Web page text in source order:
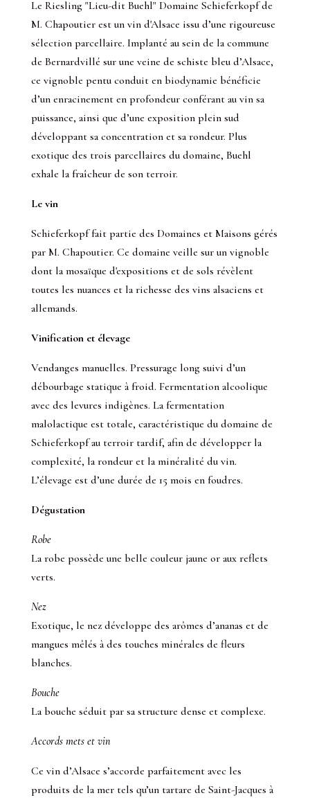
Le Riesling "Lieu-dit Buehl" Domaine Schieferkopf de
M. Chapoutier est un vin d'Alsace issu d’une rigoureuse
sélection parcellaire. Implanté au sein de la commune
de Bernardvillé sur une veine de schiste bleu d’Alsace,
ce vignoble pentu conduit en biodynamie bénéficie
d’un enracinement en profondeur conférant au vin sa
puissance, ainsi que d’une exposition plein sud
développant sa concentration et sa rondeur. Plus
exotique des trois parcellaires du domaine, Buehl
exhale la fraîcheur de son terroir.
Le vin
Schieferkopf fait partie des Domaines et Maisons gérés
par M. Chapoutier. Ce domaine veille sur un vignoble
dont la mosaïque d'expositions et de sols révèlent
toutes les nuances et la richesse des vins alsaciens et
allemands.
Vinification et élevage
Vendanges manuelles. Pressurage long suivi d’un
débourbage statique à froid. Fermentation alcoolique
avec des levures indigènes. La fermentation
malolactique est totale, caractéristique du domaine de
Schieferkopf au terroir tardif, afin de développer la
complexité, la rondeur et la minéralité du vin.
L’élevage est d’une durée de 15 mois en foudres.
Dégustation
Robe
La robe possède une belle couleur jaune or aux reflets
verts.
Nez
Exotique, le nez développe des arômes d’ananas et de
mangues mêlés à des touches minérales de fleurs
blanches.
Bouche
La bouche séduit par sa structure dense et complexe.
Accords mets et vin
Ce vin d’Alsace s’accorde parfaitement avec les
produits de la mer tels qu’un tartare de Saint-Jacques à